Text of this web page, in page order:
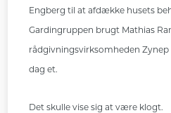
Engberg til at afdække husets
Gardingruppen brugt Mathias
rådgivningsvirksomheden
dag et.
Det skulle vise sig at være klogt.